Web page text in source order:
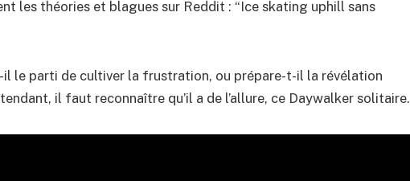
les théories et blagues sur Reddit : “Ice skating uphill sans
le parti de cultiver la frustration, ou prépare-t-il la révélation
il faut reconnaître qu’il a de l’allure, ce Daywalker solitaire.